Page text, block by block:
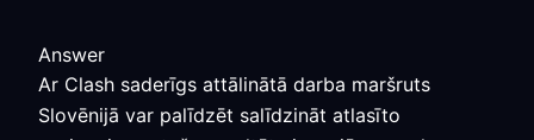
Answer
Ar Clash saderīgs attālinātā darba maršruts
Slovēnijā var palīdzēt salīdzināt atlasīto